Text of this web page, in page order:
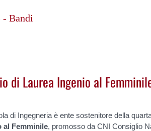
- Bandi
di Laurea Ingenio al
di Ingegneria è ente sostenitore della
al Femminile, promosso da CNI Consiglio